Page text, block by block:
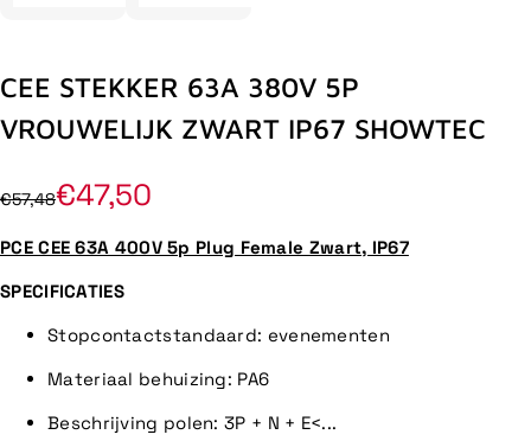
CEE STEKKER 63A 380V 5P
VROUWELIJK ZWART IP67 SHOWTEC
€57,48€47,50
PCE CEE 63A 400V 5p Plug Female Zwart, IP67
SPECIFICATIES
Stopcontactstandaard: evenementen
Materiaal behuizing: PA6
Beschrijving polen: 3P + N + E<...